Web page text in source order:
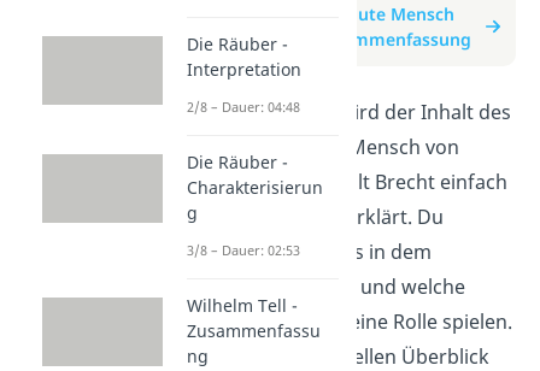
zum Beitrag: Der gute Mensch
von Sezuan - Zusammenfassung
In diesem Video wird der Inhalt des
Stücks "Der gute Mensch von
Sezuan" von Bertolt Brecht einfach
und verständlich erklärt. Du
erfährst, worum es in dem
Theaterstück geht und welche
Hauptcharaktere eine Rolle spielen.
Hol dir einen schnellen Überblick
Die Räuber -
Interpretation
2/8 – Dauer: 04:48
Die Räuber -
Charakterisierun
g
3/8 – Dauer: 02:53
Wilhelm Tell -
Zusammenfassu
ng